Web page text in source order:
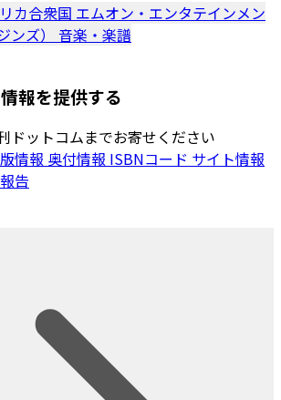
カ合衆国 エムオン・エンタテインメン
ンズ） 音楽・楽譜
報を提供する
ドットコムまでお寄せください
情報 奥付情報 ISBNコード サイト情報
告